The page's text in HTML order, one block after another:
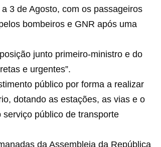
3 de Agosto, com os passageiros
bombeiros e GNR após uma
junto primeiro-ministro e do
e urgentes”.
público por forma a realizar
dotando as estações, as vias e o
público de transporte
da Assembleia da República